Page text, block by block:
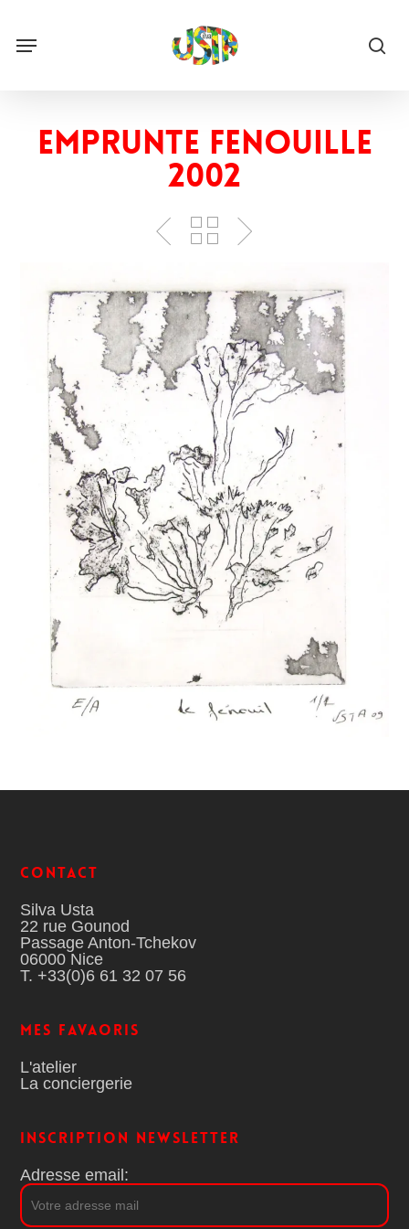
main
content
Menu
Emprunte Fenouille
2002
Contact
Silva Usta
22 rue Gounod
Passage Anton-Tchekov
06000 Nice
T. +33(0)6 61 32 07 56
MES FAVAORIS
L'atelier
La conciergerie
Inscription Newsletter
Adresse email: